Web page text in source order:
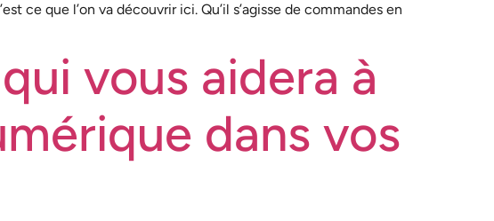
ce que l’on va découvrir ici. Qu’il s’agisse de commandes en
vous aidera à
dans vos